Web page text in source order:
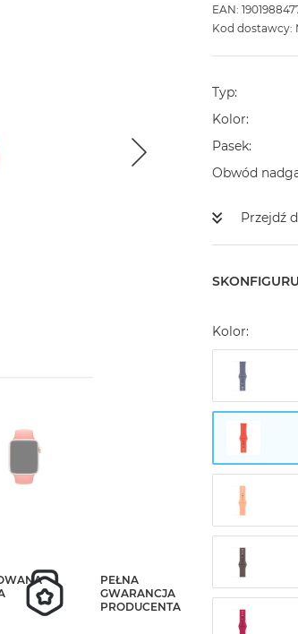
EAN:
Kod dostawcy:
Typ
Kolor
Pasek
Obwód
Przejdź
Kolor:
PEŁNA
GWARANCJA
PRODUCENTA